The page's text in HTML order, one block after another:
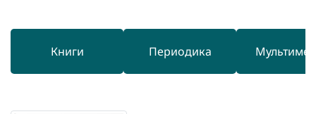
Книги Периодика